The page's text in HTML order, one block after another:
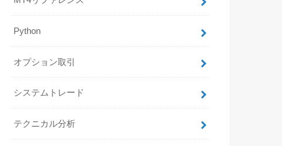
Python
オプション取引
システムトレード
テクニカル分析